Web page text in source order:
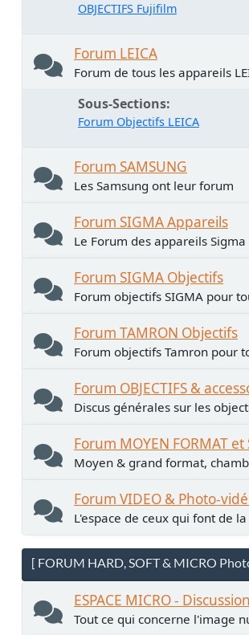
OBJECTIFS Fujifilm
Forum LEICA
Forum de tous les appareils
Sous-Sections
Forum Objectifs LEICA
Forum SAMSUNG
Les Samsung ont leur forum
Forum SIGMA Appareils
Le Forum des appareils Sigma
Forum SIGMA Objectifs
Forum objectifs SIGMA pour
Forum TAMRON Objectifs
Forum objectifs Tamron pour
Forum OBJECTIFS &
Discus générales sur les
Forum MOYEN FORMAT et
Moyen & grand format,
Forum VIDEO & Photo-
L'espace de ceux qui font de
[ FORUM HARD, SOFT & MICRO
ESPACE MICRO -
Tout ce qui concerne l'image